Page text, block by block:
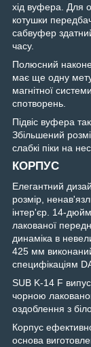
хід вуфера. Для
котушки
сабвуфер
часу.
Полюсний
має ще одну
магнітної
спотворень.
Підвіс вуфера
Збільшений
слабкі піки на
КОРПУС
Елегантний
розмір,
інтер'єр. 14-
лакованої
динаміка в
425 мм
специфікаціям
SUB K-14 F
чорною
оздоблення з
Корпус
основа